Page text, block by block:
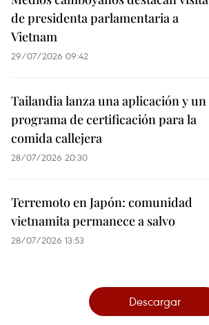
de presidenta parlamentaria a
Vietnam
29/07/2026 09:42
Tailandia lanza una aplicación y un
programa de certificación para la
comida callejera
28/07/2026 20:30
Terremoto en Japón: comunidad
vietnamita permanece a salvo
28/07/2026 13:53
Descargar